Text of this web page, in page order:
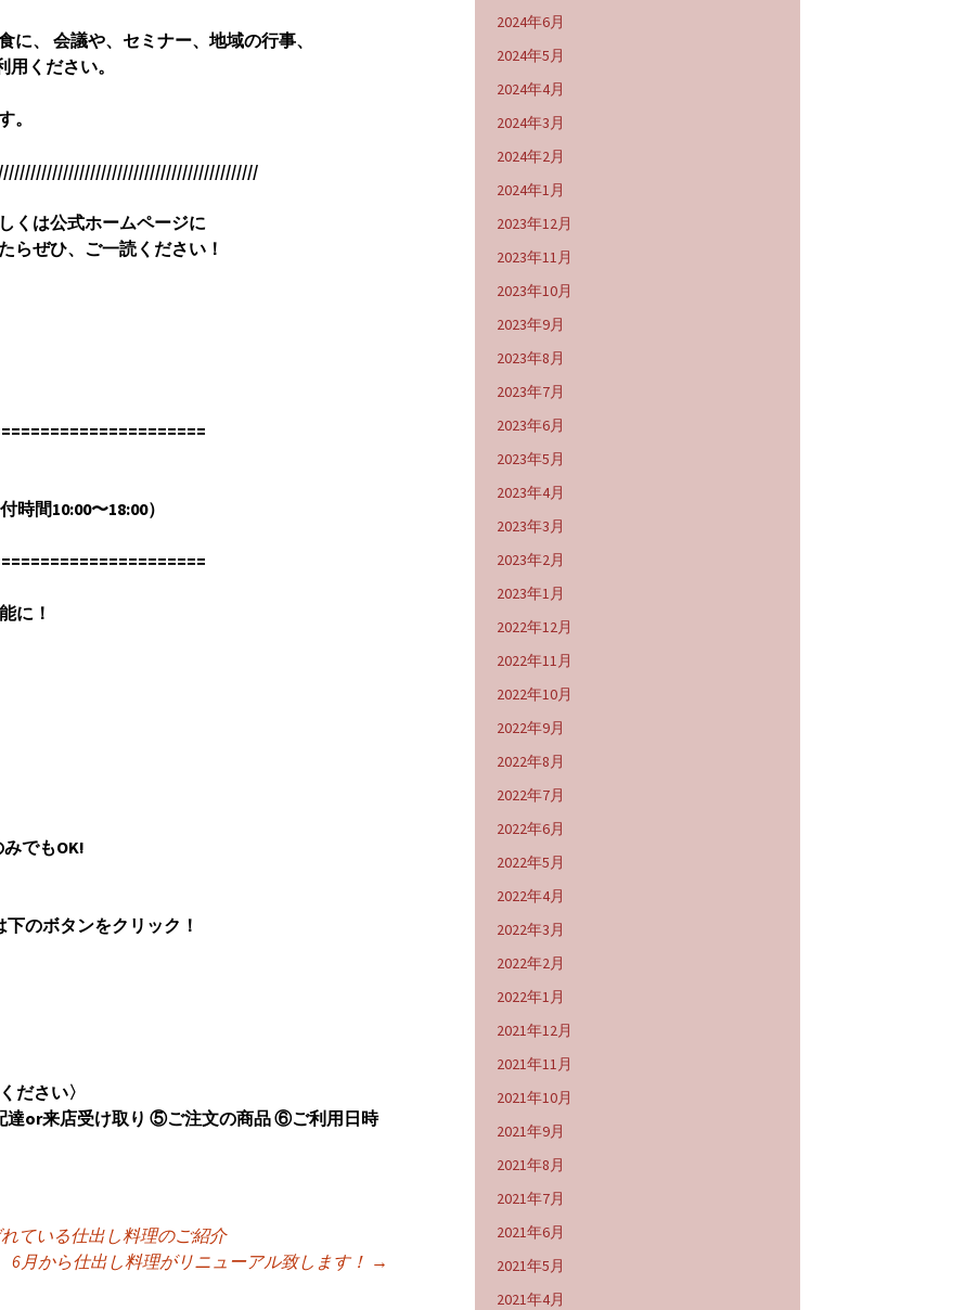
、 会議や、セミナー、地域の行事、
ください。
。
くは公式ホームページに
らぜひ、ご一読ください！
時間10:00〜18:00）
に！
でもOK!
下のボタンをクリック！
ださい〉
達or来店受け取り ⑤ご注文の商品⑥ご利用日時
ている仕出し料理のご紹介
6月から仕出し料理がリニューアル致します！ →
2024年6月
2024年5月
2024年4月
2024年3月
2024年2月
2024年1月
2023年12月
2023年11月
2023年10月
2023年9月
2023年8月
2023年7月
2023年6月
2023年5月
2023年4月
2023年3月
2023年2月
2023年1月
2022年12月
2022年11月
2022年10月
2022年9月
2022年8月
2022年7月
2022年6月
2022年5月
2022年4月
2022年3月
2022年2月
2022年1月
2021年12月
2021年11月
2021年10月
2021年9月
2021年8月
2021年7月
2021年6月
2021年5月
2021年4月